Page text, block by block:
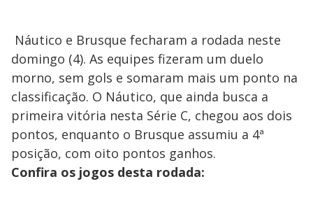
Náutico e Brusque fecharam a rodada neste
domingo (4). As equipes fizeram um duelo
morno, sem gols e somaram mais um ponto na
classificação. O Náutico, que ainda busca a
primeira vitória nesta Série C, chegou aos dois
pontos, enquanto o Brusque assumiu a 4ª
posição, com oito pontos ganhos.
Confira os jogos desta rodada: